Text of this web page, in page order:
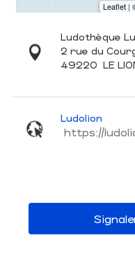
Ludothèque
2 rue du
49220 LE
Ludolion
https://